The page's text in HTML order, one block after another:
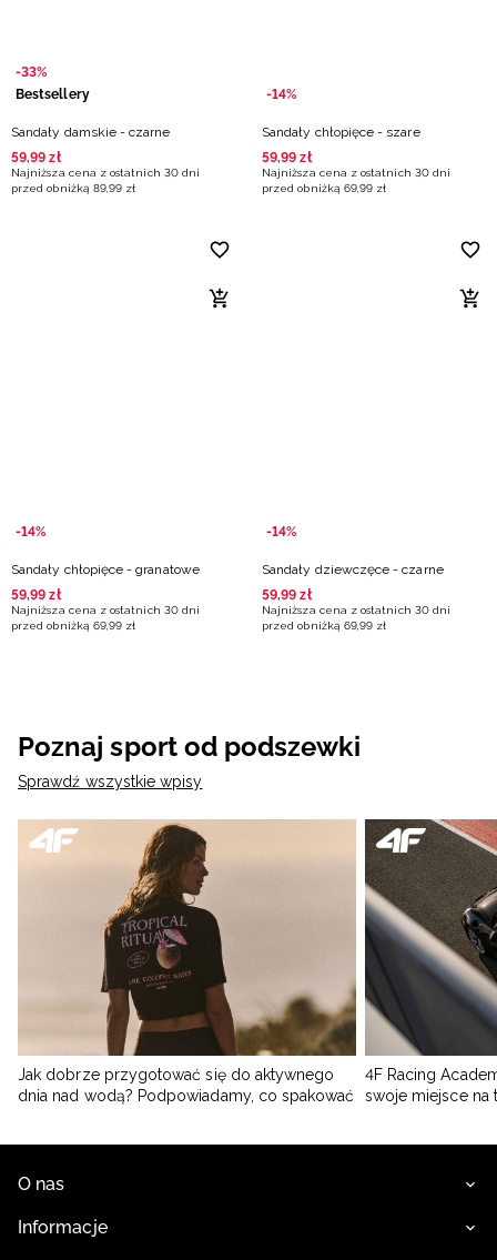
-33%
Bestsellery
Sandały damskie - czarne
59,99 zł
Najniższa cena z ostatnich 30 dni
przed obniżką 89,99 zł
-14%
Sandały chłopięce - szare
59,99 zł
Najniższa cena z ostatnich 30 dni
przed obniżką 69,99 zł
-14%
Sandały chłopięce - granatowe
59,99 zł
Najniższa cena z ostatnich 30 dni
przed obniżką 69,99 zł
-14%
Sandały dziewczęce - czarne
59,99 zł
Najniższa cena z ostatnich 30 dni
przed obniżką 69,99 zł
Poznaj sport od podszewki
Sprawdź wszystkie wpisy
Jak dobrze przygotować się do aktywnego
dnia nad wodą? Podpowiadamy, co spakować
4F Racing
swoje miejsce na
O nas
Informacje